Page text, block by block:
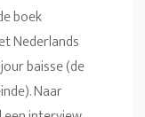
boek
Nederlands
baisse (de
Naar